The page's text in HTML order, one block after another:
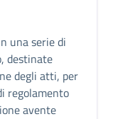
una serie di
destinate
degli atti, per
regolamento
avente